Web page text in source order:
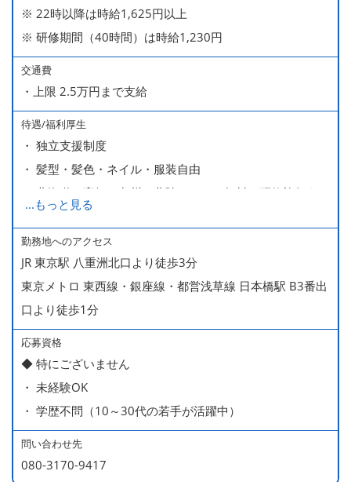
※ 22時以降は時給1,625円以上
※ 研修期間（40時間）は時給1,230円
交通費
・上限 2.5万円まで支給
待遇/福利厚生
・ 独立支援制度
・ 髪型・髪色・ネイル・服装自由
・ 北海道や高知、九州、北陸などへの無料の研修旅行あり
ます
・ 無料の美味しい まかない食 あり
...もっと見る
勤務地へのアクセス
JR 東京駅 八重洲北口より徒歩3分
東京メトロ 東西線・銀座線・都営浅草線 日本橋駅 B3番出
口より徒歩1分
応募資格
◆ 特にございません
・ 未経験OK
・ 学歴不問（10～30代の若手が活躍中）
問い合わせ先
080-3170-9417